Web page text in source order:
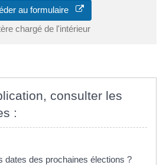
au formulaire
chargé de l'intérieur
consulter les
:
dates des prochaines élections ?